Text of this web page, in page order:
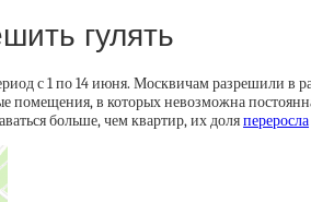
гулять
с 1 по 14 июня. Москвичам разрешили в
в которых невозможна
больше, чем квартир, их доляпереросла